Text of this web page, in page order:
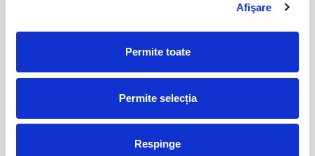
Afişare
Permite toate
Permite selecția
Respinge
Colier labradorit rotund
Colier labradorit rotund